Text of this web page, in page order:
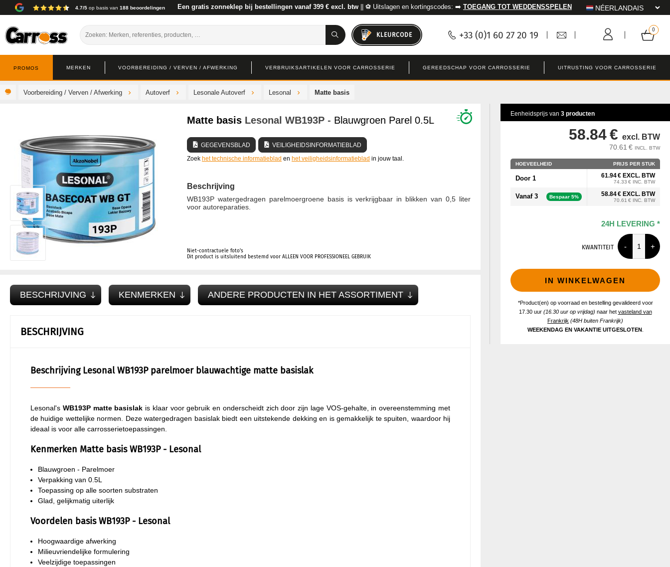
4.7/5 op basis van 188 beoordelingen Een gratis zonneklep bij bestellingen vanaf 399 € excl. btw || ⚽ Uitslagen en kortingscodes: ➡️ TOEGANG TOT WEDDENSSPELEN
KLEURCODE +33 (0)1 60 27 20 19
VOORBEREIDING / VERVEN / AFWERKING VERBRUIKSARTIKELEN VOOR CARROSSERIE GEREEDSCHAP VOOR CARROSSERIE UITRUSTING VOOR CARROSSERIE
MERKEN
PROMOS
Voorbereiding / Verven / Afwerking Autoverf Lesonale Autoverf Lesonal Matte basis
Matte basis Lesonal WB193P - Blauwgroen Parel 0.5L
GEGEVENSBLAD
VEILIGHEIDSINFORMATIEBLAD
Zoek het technische informatieblad en het veiligheidsinformatieblad in jouw taal.
Beschrijving
WB193P watergedragen parelmoergroene basis is verkrijgbaar in blikken van 0,5 liter
voor autoreparaties.
Niet-contractuele foto's
Dit product is uitsluitend bestemd voor ALLEEN VOOR PROFESSIONEEL GEBRUIK
Eenheidsprijs van 3 producten
HOEVEELHEID PRIJS PER STUK
Door 1 61.94 € EXCL. BTW
74.33 € INC. BTW
Vanaf 3 Bespaar 5% 58.84 € EXCL. BTW
70.61 € INC. BTW
24H LEVERING *
58.84 € excl. BTW
70.61 € INCL. BTW
KWANTITEIT
IN WINKELWAGEN
*Product(en) op voorraad en bestelling gevalideerd voor
17.30 uur (16.30 uur op vrijdag) naar het vasteland van
Frankrijk (48H buiten Frankrijk)
WEEKENDAG EN VAKANTIE UITGESLOTEN.
BESCHRIJVING KENMERKEN ANDERE PRODUCTEN IN HET ASSORTIMENT
BESCHRIJVING
Beschrijving Lesonal WB193P parelmoer blauwachtige matte basislak
Lesonal's WB193P matte basislak is klaar voor gebruik en onderscheidt zich door zijn lage VOS-gehalte, in overeenstemming met
de huidige wettelijke normen. Deze watergedragen basislak biedt een uitstekende dekking en is gemakkelijk te spuiten, waardoor hij
ideaal is voor alle carrosserietoepassingen.
Kenmerken Matte basis WB193P - Lesonal
Blauwgroen - Parelmoer
Verpakking van 0.5L
Toepassing op alle soorten substraten
Glad, gelijkmatig uiterlijk
Voordelen basis WB193P - Lesonal
Hoogwaardige afwerking
Milieuvriendelijke formulering
Veelzijdige toepassingen